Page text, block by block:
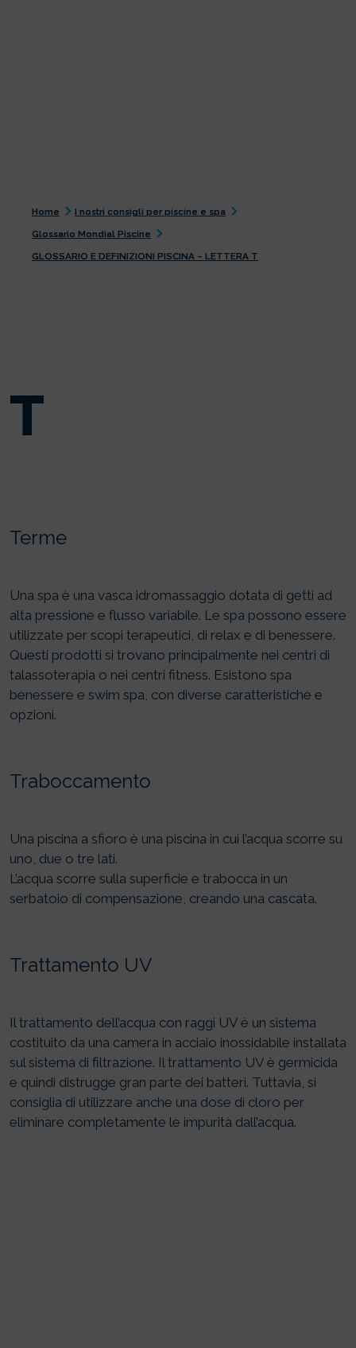
Home
I nostri consigli per piscine e spa
Glossario Mondial Piscine
GLOSSARIO E DEFINIZIONI PISCINA – LETTERA T
T
Terme
Una spa è una vasca idromassaggio dotata di getti ad
alta pressione e flusso variabile. Le spa possono essere
utilizzate per scopi terapeutici, di relax e di benessere.
Questi prodotti si trovano principalmente nei centri di
talassoterapia o nei centri fitness. Esistono spa
benessere e swim spa, con diverse caratteristiche e
opzioni.
Traboccamento
Una piscina a sfioro è una piscina in cui l’acqua scorre su
uno, due o tre lati.
L’acqua scorre sulla superficie e trabocca in un
serbatoio di compensazione, creando una cascata.
Trattamento UV
Il trattamento dell’acqua con raggi UV è un sistema
costituito da una camera in acciaio inossidabile installata
sul sistema di filtrazione. Il trattamento UV è germicida
e quindi distrugge gran parte dei batteri. Tuttavia, si
consiglia di utilizzare anche una dose di cloro per
eliminare completamente le impurità dall’acqua.